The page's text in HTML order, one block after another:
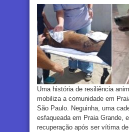
Uma história de resiliência
mobiliza a comunidade em
São Paulo. Neguinha, uma
esfaqueada em Praia Grande,
recuperação após ser vítima